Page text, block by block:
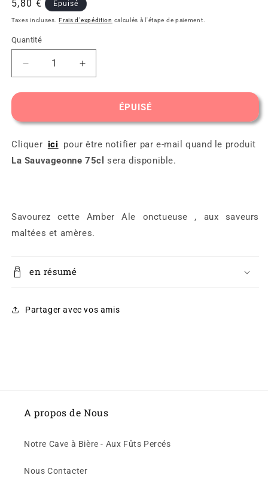
Prix
habituel
5,80 € Épuisé
Taxes incluses.Frais d'expédition calculés à l'étape de paiement.
Quantité
Réduire
la
quantité
La
75cl
Augmenter
la
quantité
La
75cl
ÉPUISÉ
Cliquer ici
pour être notifier par e-mail quand le produit
La Sauvageonne 75cl sera disponible.
Savourez cette Amber Ale onctueuse , aux saveurs
maltées et amères.
en résumé
Partager avec vos amis
A propos de Nous
Notre Cave à Bière - Aux Fûts Percés
Nous Contacter